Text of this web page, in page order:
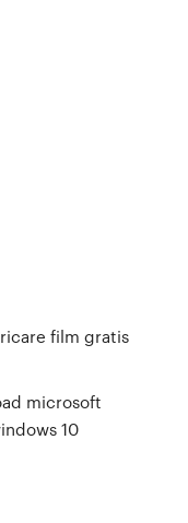
film gratis
microsoft
10